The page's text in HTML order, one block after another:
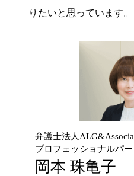
りたいと思っています。
弁護士法人
プロフェッショナルパ
岡本 珠亀子